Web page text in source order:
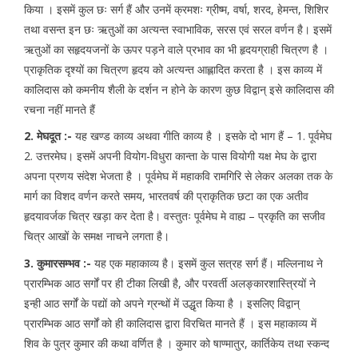
किया । इसमें कुल छः सर्ग हैं और उनमें क्रमशः ग्रीष्म, वर्षा, शरद, हेमन्त, शिशिर
तथा वसन्त इन छः ऋतुओं का अत्यन्त स्वाभाविक, सरस एवं सरल वर्णन है। इसमें
ऋतुओं का सहृदयजनों के ऊपर पड़ने वाले प्रभाव का भी हृदयग्राही चित्रण है ।
प्राकृतिक दृश्यों का चित्रण हृदय को अत्यन्त आह्लादित करता है । इस काव्य में
कालिदास को कमनीय शैली के दर्शन न होने के कारण कुछ विद्वान् इसे कालिदास की
रचना नहीं मानते हैं
2. मेघदूत :- यह खण्ड काव्य अथवा गीति काव्य है । इसके दो भाग हैं – 1. पूर्वमेघ
2. उत्तरमेघ। इसमें अपनी वियोग-विधुरा कान्ता के पास वियोगी यक्ष मेघ के द्वारा
अपना प्रणय संदेश भेजता है । पूर्वमेघ में महाकवि रामगिरि से लेकर अलका तक के
मार्ग का विशद वर्णन करते समय, भारतवर्ष की प्राकृतिक छटा का एक अतीव
हृदयावर्जक चित्र खड़ा कर देता है। वस्तुतः पूर्वमेघ मे वाह्य – प्रकृति का सजीव
चित्र आखों के समक्ष नाचने लगता है।
3. कुमारसम्भव :- यह एक महाकाव्य है। इसमें कुल सत्रह सर्ग हैं। मल्लिनाथ ने
प्रारम्भिक आठ सर्गों पर ही टीका लिखी है, और परवर्ती अलङ्कारशास्त्रियों ने
इन्ही आठ सर्गों के पद्यों को अपने ग्रन्थों में उद्धृत किया है । इसलिए विद्वान्
प्रारम्भिक आठ सर्गों को ही कालिदास द्वारा विरचित मानते हैं । इस महाकाव्य में
शिव के पुत्र कुमार की कथा वर्णित है । कुमार को षाण्मातुर, कार्तिकेय तथा स्कन्द